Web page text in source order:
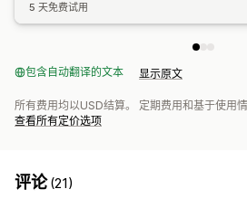
5 天免费试用
包含自动翻译的文本 显示原文
所有费用均以USD结算。 定期费用和基于使用
查看所有定价选项
评论(21)